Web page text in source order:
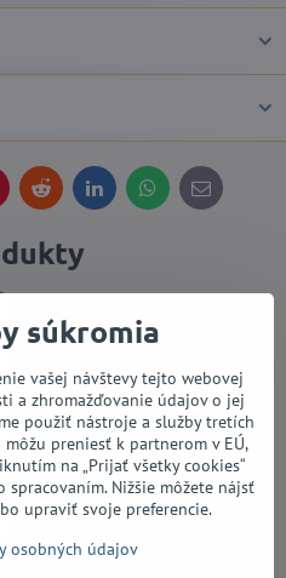
Reddit LinkedInWhatsApp
E-
mail
súkromia
vašej návštevy tejto webovej
a zhromažďovanie údajov o jej
použiť nástroje a služby tretích
preniesť k partnerom v EÚ,
na „Prijať všetky cookies“
Nižšie môžete nájsť
upraviť svoje preferencie.
osobných údajov